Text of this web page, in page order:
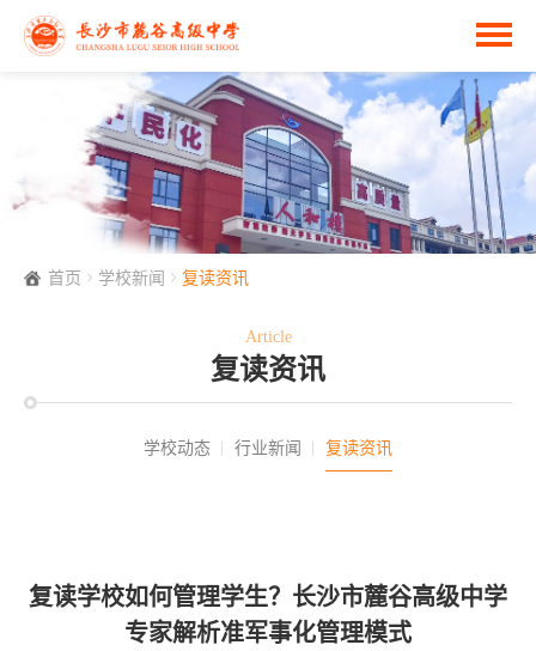
首页 学校新闻 复读资讯
Article
复读资讯
学校动态 行业新闻 复读资讯
复读学校如何管理学生？长沙市麓谷高级中学
专家解析准军事化管理模式